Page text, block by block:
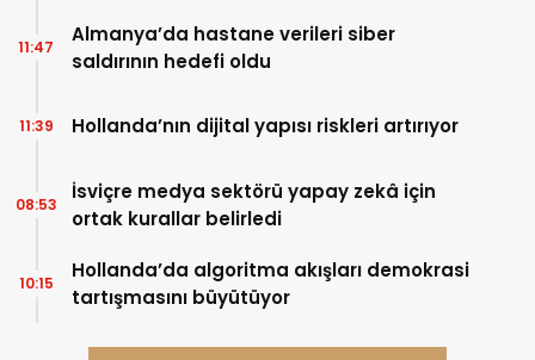
Almanya’da hastane verileri siber
saldırının hedefi oldu
11:47
Hollanda’nın dijital yapısı riskleri artırıyor
11:39
İsviçre medya sektörü yapay zekâ için
ortak kurallar belirledi
08:53
Hollanda’da algoritma akışları demokrasi
tartışmasını büyütüyor
10:15